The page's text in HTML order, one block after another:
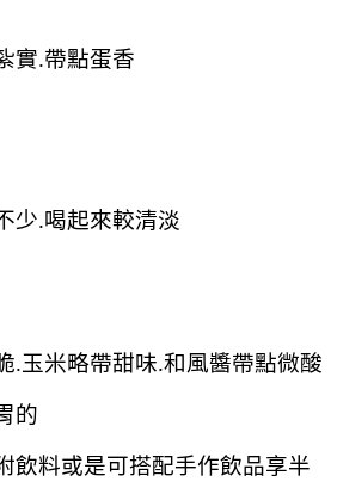
實.帶點蛋香
少.喝起來較清淡
.玉米略帶甜味.和風醬帶點微酸
的
飲料或是可搭配手作飲品享半